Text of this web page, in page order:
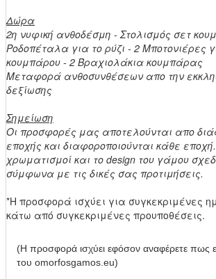
Δώρα
2η νυφική ανθοδέσμη - Στολισμός σετ
Ροδοπέταλα για το ρύζι - 2 Μποτονιέρες
κουμπάρου - 2 Βραχιολάκια κουμπάρας
Μεταφορά ανθοσυνθέσεων απο την
δεξίωσης
Σημείωση
Οι προσφορές μας αποτελούνται απο
εποχής και διαφοροποιούνται κάθε εποχή.
χρωματισμοί και το design του γάμου
σύμφωνα με τις δικές σας προτιμήσεις.
*Η προσφορά ισχύει για συγκεκριμένες
κάτω από συγκεκριμένες προυποθέσεις.
(Η προσφορά ισχύει εφόσον αναφέρετε πως
του omorfosgamos.eu)